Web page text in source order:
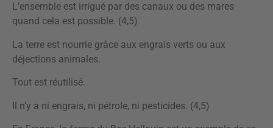
L’ensemble est irrigué par des canaux ou des mares
quand cela est possible. (4,5)
La terre est nourrie grâce aux engrais verts ou aux
déjections animales.
Tout est réutilisé.
Il n’y a ni engrais, ni pétrole, ni pesticides. (4,5)